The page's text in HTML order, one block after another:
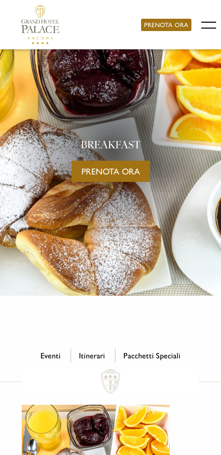
PRENOTA ORA
BREAKFAST
PRENOTA ORA
Eventi Itinerari Pacchetti Speciali